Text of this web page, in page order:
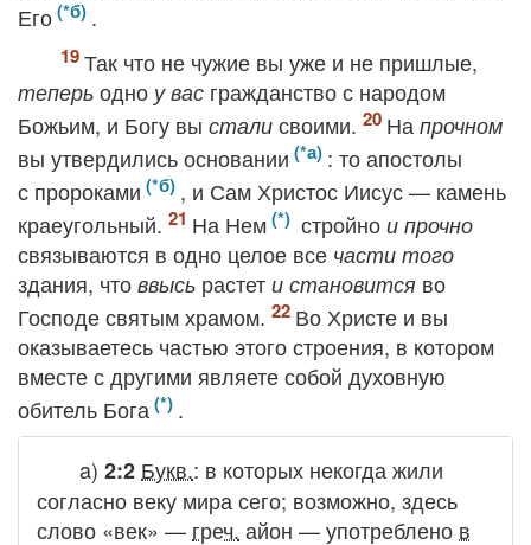
Его
.
Так что не чужие вы уже и не пришлые,
теперь одно у вас гражданство с народом
Божьим, и Богу вы стали своими. На прочном
вы утвердились основании
: то апостолы
с пророками
, и Сам Христос Иисус — камень
краеугольный.
На Нем стройно и прочно
связываются в одно целое все части того
здания, что ввысь растет и становится во
Господе святым храмом.
Во Христе и вы
оказываетесь частью этого строения, в котором
вместе с другими являете собой духовную
обитель Бога
.
a) 2:2 Букв.: в которых некогда жили
согласно веку мира сего; возможно, здесь
слово «век» — греч. айон — употреблено в